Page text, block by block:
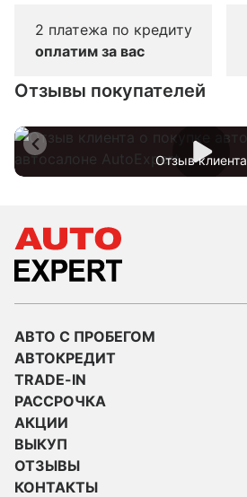
2 платежа по кредиту
оплатим за вас
Отзывы покупателей
Отзыв клиента
АВТО С ПРОБЕГОМ
АВТОКРЕДИТ
TRADE-IN
РАССРОЧКА
АКЦИИ
ВЫКУП
ОТЗЫВЫ
КОНТАКТЫ